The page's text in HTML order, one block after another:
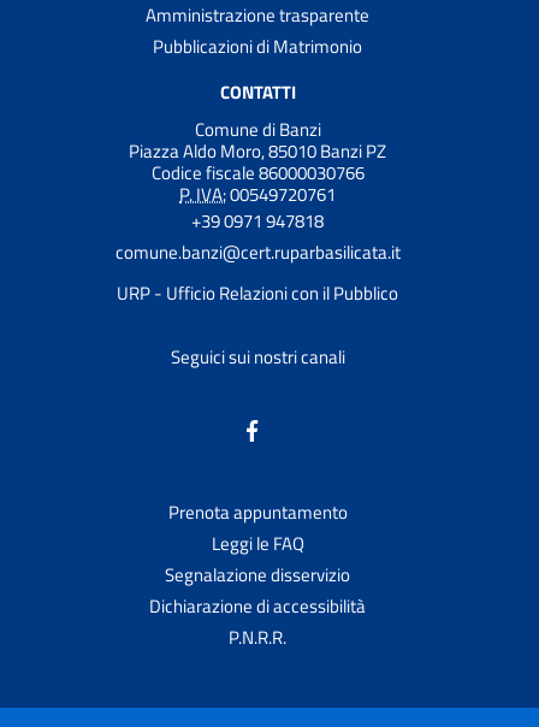
Amministrazione trasparente
Pubblicazioni di Matrimonio
CONTATTI
Comune di Banzi
Piazza Aldo Moro, 85010 Banzi PZ
Codice fiscale 86000030766
P. IVA:00549720761
+39 0971 947818
comune.banzi@cert.ruparbasilicata.it
URP - Ufficio Relazioni con il Pubblico
Seguici sui nostri canali
Prenota appuntamento
Leggi le FAQ
Segnalazione disservizio
Dichiarazione di accessibilità
P.N.R.R.